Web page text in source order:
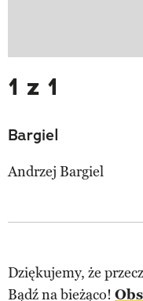
1 z 1
Bargiel
Andrzej Bargiel
Dziękujemy, że
Bądź na bieżąco!